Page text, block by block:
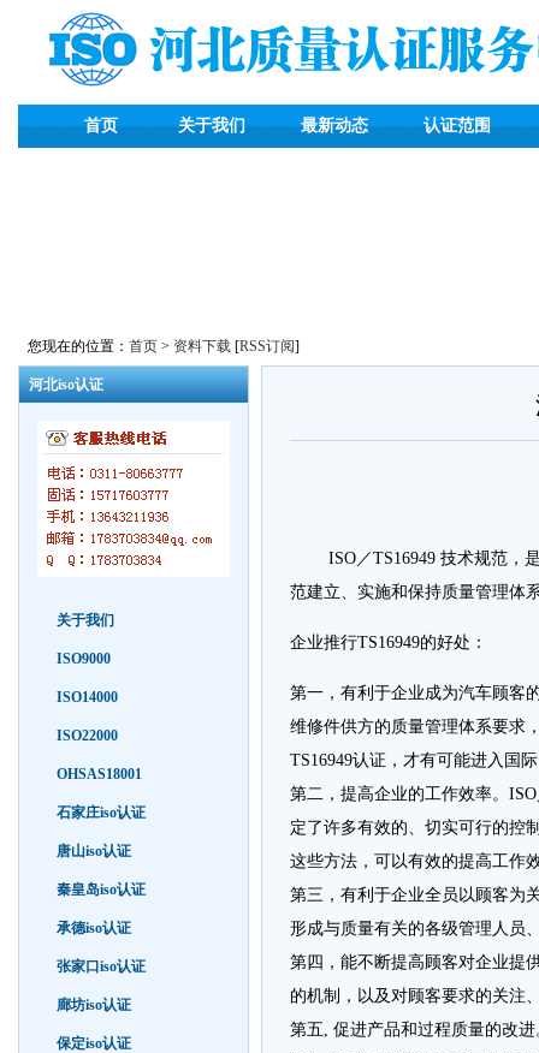
首页 关于我们 最新动态 认证范围
您现在的位置： 首页 > 资料下载 [RSS订阅]
河北iso认证
关于我们
ISO9000
ISO14000
ISO22000
OHSAS18001
石家庄iso认证
唐山iso认证
秦皇岛iso认证
承德iso认证
张家口iso认证
廊坊iso认证
保定iso认证
ISO／TS16949 技术规范，是
范建立、实施和保持质量管理体
企业推行TS16949的好处：
第一，有利于企业成为汽车顾客
维修件供方的质量管理体系要求
TS16949认证，才有可能进入国
第二，提高企业的工作效率。
定了许多有效的、切实可行的控
这些方法，可以有效的提高工作
第三，有利于企业全员以顾客为
形成与质量有关的各级管理人员
第四，能不断提高顾客对企业提
的机制，以及对顾客要求的关注
第五, 促进产品和过程质量的改